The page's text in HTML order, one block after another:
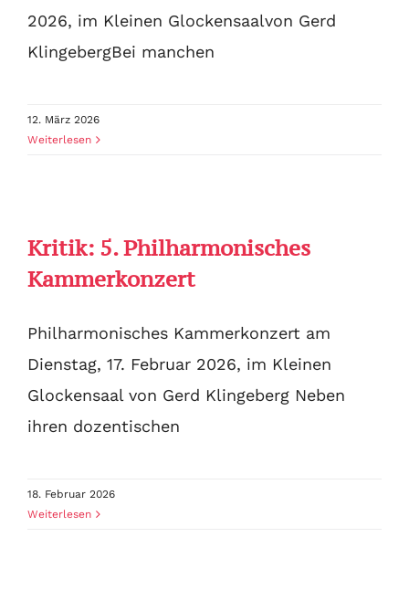
2026, im Kleinen Glockensaalvon Gerd
KlingebergBei manchen
12. März 2026
Weiterlesen
Kritik: 5. Philharmonisches
Kammerkonzert
Philharmonisches Kammerkonzert am
Dienstag, 17. Februar 2026, im Kleinen
Glockensaal von Gerd Klingeberg Neben
ihren dozentischen
18. Februar 2026
Weiterlesen